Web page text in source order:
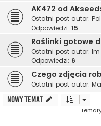
AK472 od
Ostatni post autor:
Odpowiedzi: 15
Roślinki gotowe
Ostatni post autor:
Odpowiedzi: 6
Czego zdjęcia
Ostatni post autor:
NOWY TEMAT